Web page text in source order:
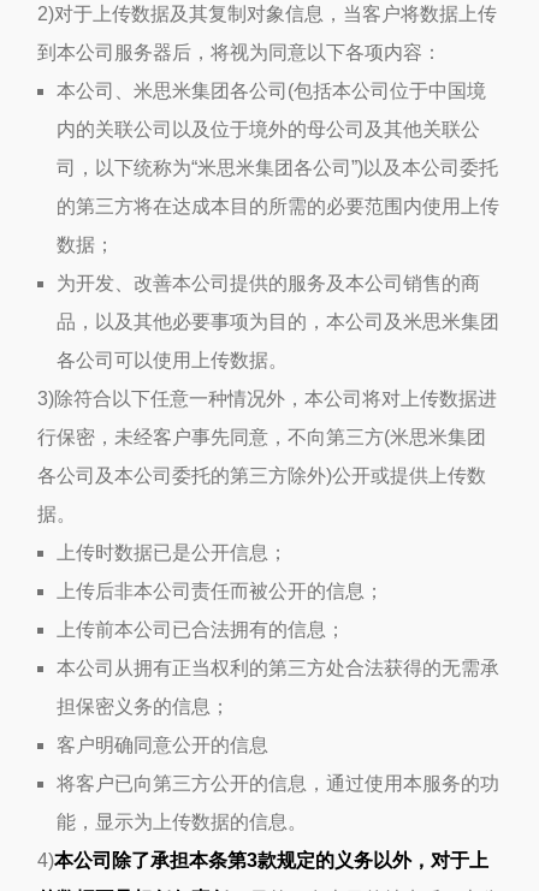
2)对于上传数据及其复制对象信息，当客户将数据上传
到本公司服务器后，将视为同意以下各项内容：
本公司、米思米集团各公司(包括本公司位于中国境
内的关联公司以及位于境外的母公司及其他关联公
司，以下统称为“米思米集团各公司”)以及本公司委托
的第三方将在达成本目的所需的必要范围内使用上传
数据；
为开发、改善本公司提供的服务及本公司销售的商
品，以及其他必要事项为目的，本公司及米思米集团
各公司可以使用上传数据。
3)除符合以下任意一种情况外，本公司将对上传数据进
行保密，未经客户事先同意，不向第三方(米思米集团
各公司及本公司委托的第三方除外)公开或提供上传数
据。
上传时数据已是公开信息；
上传后非本公司责任而被公开的信息；
上传前本公司已合法拥有的信息；
本公司从拥有正当权利的第三方处合法获得的无需承
担保密义务的信息；
客户明确同意公开的信息
将客户已向第三方公开的信息，通过使用本服务的功
能，显示为上传数据的信息。
4)本公司除了承担本条第3款规定的义务以外，对于上